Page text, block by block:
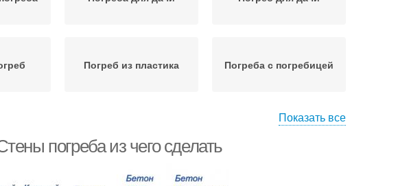
Погреб из пластика Погреба с погребицей
Показать все
погреба из чего сделать